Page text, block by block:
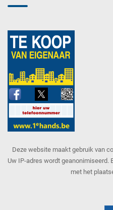
Deze website maakt gebruik van
Uw IP-adres wordt geanonimiseerd.
met het